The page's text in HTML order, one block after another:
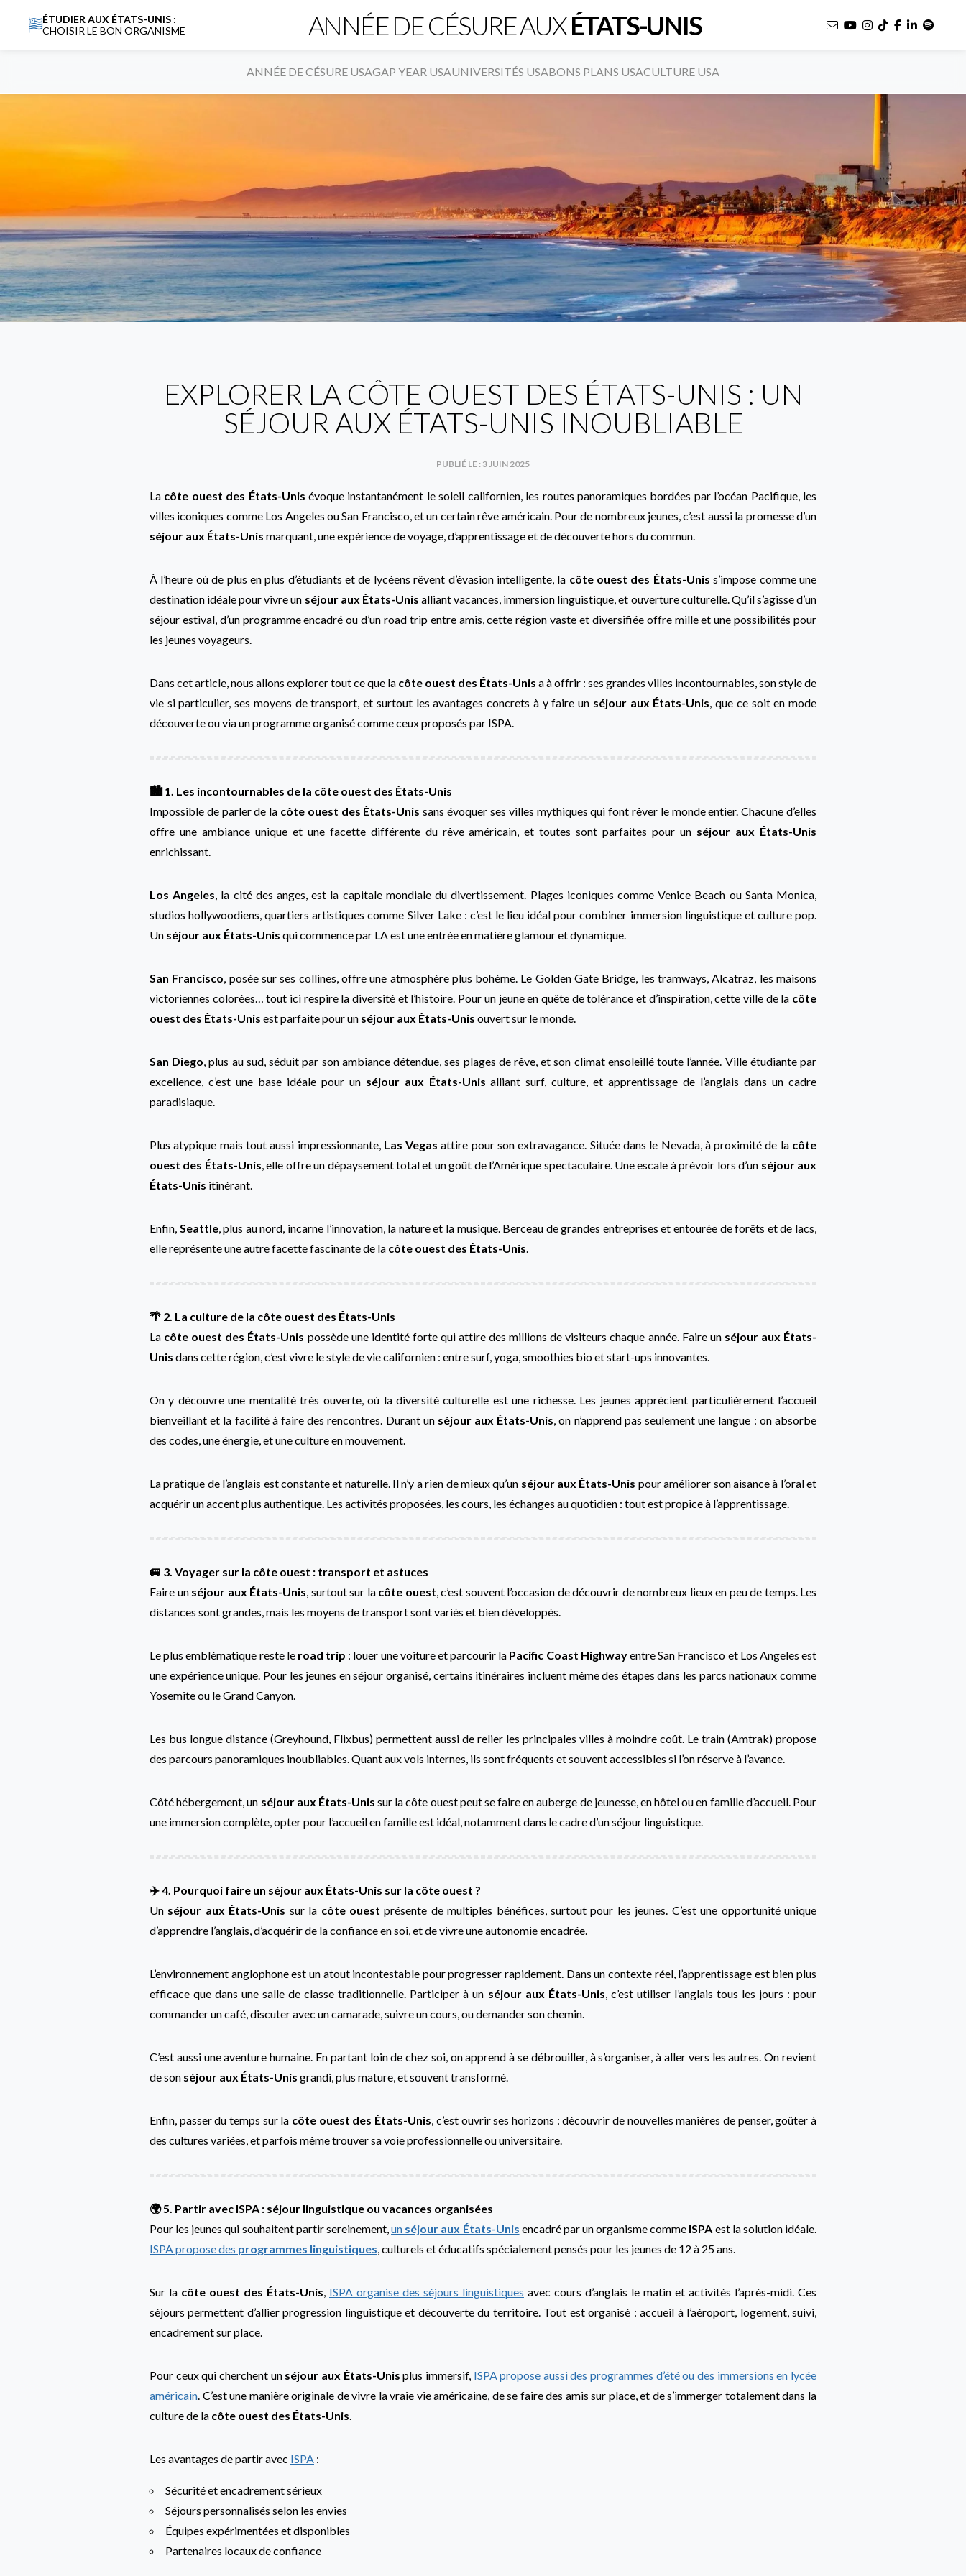
ANNÉE DE CÉSURE AUXÉTATS-UNIS
ÉTUDIER AUX ÉTATS-UNIS :
CHOISIR LE BON ORGANISME
ANNÉE DE CÉSURE USAGAP YEAR USAUNIVERSITÉS USABONS PLANS USACULTURE USA
EXPLORER LA CÔTE OUEST DES ÉTATS-UNIS : UN
SÉJOUR AUX ÉTATS-UNIS INOUBLIABLE
PUBLIÉ LE : 3 JUIN 2025
La côte ouest des États-Unis évoque instantanément le soleil californien, les routes panoramiques bordées par l’océan Pacifique, les
villes iconiques comme Los Angeles ou San Francisco, et un certain rêve américain. Pour de nombreux jeunes, c’est aussi la promesse d’un
séjour aux États-Unis marquant, une expérience de voyage, d’apprentissage et de découverte hors du commun.
À l’heure où de plus en plus d’étudiants et de lycéens rêvent d’évasion intelligente, la côte ouest des États-Unis s’impose comme une
destination idéale pour vivre un séjour aux États-Unis alliant vacances, immersion linguistique, et ouverture culturelle. Qu’il s’agisse d’un
séjour estival, d’un programme encadré ou d’un road trip entre amis, cette région vaste et diversifiée offre mille et une possibilités pour
les jeunes voyageurs.
Dans cet article, nous allons explorer tout ce que la côte ouest des États-Unis a à offrir : ses grandes villes incontournables, son style de
vie si particulier, ses moyens de transport, et surtout les avantages concrets à y faire un séjour aux États-Unis, que ce soit en mode
découverte ou via un programme organisé comme ceux proposés par ISPA.
🏙 1. Les incontournables de la côte ouest des États-Unis
Impossible de parler de la côte ouest des États-Unis sans évoquer ses villes mythiques qui font rêver le monde entier. Chacune d’elles
offre une ambiance unique et une facette différente du rêve américain, et toutes sont parfaites pour un séjour aux États-Unis
enrichissant.
Los Angeles, la cité des anges, est la capitale mondiale du divertissement. Plages iconiques comme Venice Beach ou Santa Monica,
studios hollywoodiens, quartiers artistiques comme Silver Lake : c’est le lieu idéal pour combiner immersion linguistique et culture pop.
Un séjour aux États-Unis qui commence par LA est une entrée en matière glamour et dynamique.
San Francisco, posée sur ses collines, offre une atmosphère plus bohème. Le Golden Gate Bridge, les tramways, Alcatraz, les maisons
victoriennes colorées… tout ici respire la diversité et l’histoire. Pour un jeune en quête de tolérance et d’inspiration, cette ville de la côte
ouest des États-Unis est parfaite pour un séjour aux États-Unis ouvert sur le monde.
San Diego, plus au sud, séduit par son ambiance détendue, ses plages de rêve, et son climat ensoleillé toute l’année. Ville étudiante par
excellence, c’est une base idéale pour un séjour aux États-Unis alliant surf, culture, et apprentissage de l’anglais dans un cadre
paradisiaque.
Plus atypique mais tout aussi impressionnante, Las Vegas attire pour son extravagance. Située dans le Nevada, à proximité de la côte
ouest des États-Unis, elle offre un dépaysement total et un goût de l’Amérique spectaculaire. Une escale à prévoir lors d’un séjour aux
États-Unis itinérant.
Enfin, Seattle, plus au nord, incarne l’innovation, la nature et la musique. Berceau de grandes entreprises et entourée de forêts et de lacs,
elle représente une autre facette fascinante de la côte ouest des États-Unis.
🌴 2. La culture de la côte ouest des États-Unis
La côte ouest des États-Unis possède une identité forte qui attire des millions de visiteurs chaque année. Faire un séjour aux États-
Unis dans cette région, c’est vivre le style de vie californien : entre surf, yoga, smoothies bio et start-ups innovantes.
On y découvre une mentalité très ouverte, où la diversité culturelle est une richesse. Les jeunes apprécient particulièrement l’accueil
bienveillant et la facilité à faire des rencontres. Durant un séjour aux États-Unis, on n’apprend pas seulement une langue : on absorbe
des codes, une énergie, et une culture en mouvement.
La pratique de l’anglais est constante et naturelle. Il n’y a rien de mieux qu’un séjour aux États-Unis pour améliorer son aisance à l’oral et
acquérir un accent plus authentique. Les activités proposées, les cours, les échanges au quotidien : tout est propice à l’apprentissage.
🚐 3. Voyager sur la côte ouest : transport et astuces
Faire un séjour aux États-Unis, surtout sur la côte ouest, c’est souvent l’occasion de découvrir de nombreux lieux en peu de temps. Les
distances sont grandes, mais les moyens de transport sont variés et bien développés.
Le plus emblématique reste le road trip : louer une voiture et parcourir la Pacific Coast Highwayentre San Francisco et Los Angeles est
une expérience unique. Pour les jeunes en séjour organisé, certains itinéraires incluent même des étapes dans les parcs nationaux comme
Yosemite ou le Grand Canyon.
Les bus longue distance (Greyhound, Flixbus) permettent aussi de relier les principales villes à moindre coût. Le train (Amtrak) propose
des parcours panoramiques inoubliables. Quant aux vols internes, ils sont fréquents et souvent accessibles si l’on réserve à l’avance.
Côté hébergement, un séjour aux États-Unis sur la côte ouest peut se faire en auberge de jeunesse, en hôtel ou en famille d’accueil. Pour
une immersion complète, opter pour l’accueil en famille est idéal, notamment dans le cadre d’un séjour linguistique.
✈️ 4. Pourquoi faire un séjour aux États-Unis sur la côte ouest ?
Un séjour aux États-Unis sur la côte ouest présente de multiples bénéfices, surtout pour les jeunes. C’est une opportunité unique
d’apprendre l’anglais, d’acquérir de la confiance en soi, et de vivre une autonomie encadrée.
L’environnement anglophone est un atout incontestable pour progresser rapidement. Dans un contexte réel, l’apprentissage est bien plus
efficace que dans une salle de classe traditionnelle. Participer à un séjour aux États-Unis, c’est utiliser l’anglais tous les jours : pour
commander un café, discuter avec un camarade, suivre un cours, ou demander son chemin.
C’est aussi une aventure humaine. En partant loin de chez soi, on apprend à se débrouiller, à s’organiser, à aller vers les autres. On revient
de son séjour aux États-Unis grandi, plus mature, et souvent transformé.
Enfin, passer du temps sur la côte ouest des États-Unis, c’est ouvrir ses horizons : découvrir de nouvelles manières de penser, goûter à
des cultures variées, et parfois même trouver sa voie professionnelle ou universitaire.
🌍 5. Partir avec ISPA : séjour linguistique ou vacances organisées
Pour les jeunes qui souhaitent partir sereinement,un séjour aux États-Unis encadré par un organisme comme ISPA est la solution idéale.
ISPA propose des programmes linguistiques, culturels et éducatifs spécialement pensés pour les jeunes de 12 à 25 ans.
Sur la côte ouest des États-Unis, ISPA organise des séjours linguistiques avec cours d’anglais le matin et activités l’après-midi. Ces
séjours permettent d’allier progression linguistique et découverte du territoire. Tout est organisé : accueil à l’aéroport, logement, suivi,
encadrement sur place.
Pour ceux qui cherchent un séjour aux États-Unis plus immersif, ISPA propose aussi des programmes d’été ou des immersions en lycée
américain. C’est une manière originale de vivre la vraie vie américaine, de se faire des amis sur place, et de s’immerger totalement dans la
culture de la côte ouest des États-Unis.
Les avantages de partir avec ISPA :
Sécurité et encadrement sérieux
Séjours personnalisés selon les envies
Équipes expérimentées et disponibles
Partenaires locaux de confiance